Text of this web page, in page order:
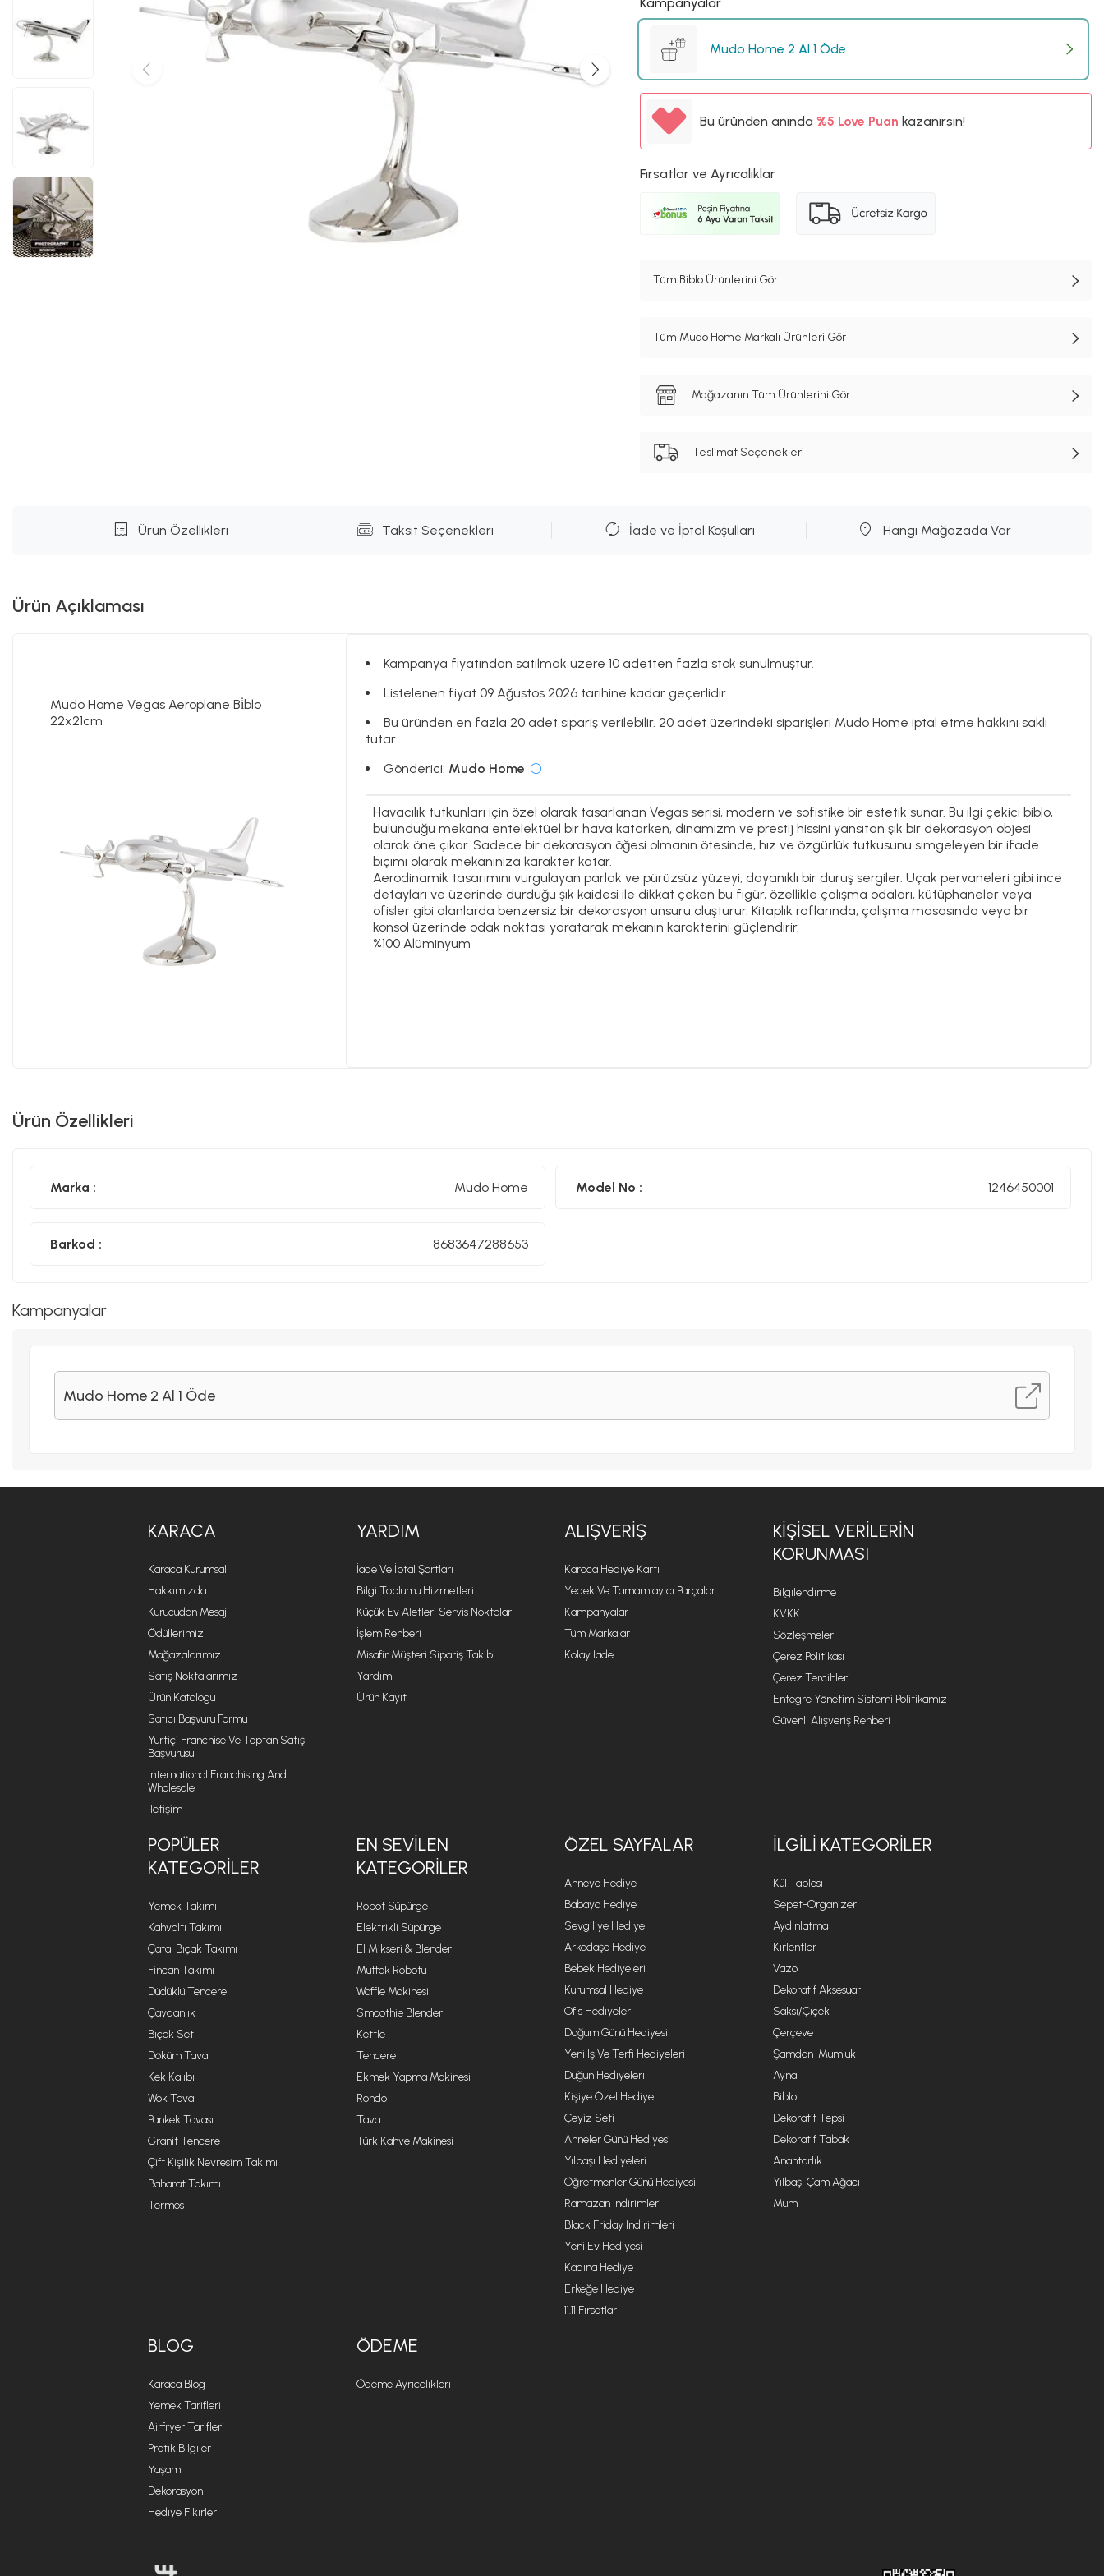
Mudo Home 2 Al 1 Öde
Bu üründen anında %5
%5
Love Puan kazanırsın!
Fırsatlar ve Ayrıcalıklar
Tüm Biblo Ürünlerini Gör
Tüm Mudo Home Markalı Ürünleri Gör
Mağazanın Tüm Ürünlerini Gör
Teslimat Seçenekleri
Ürün Özellikleri Taksit Seçenekleri İade ve İptal Koşulları Hangi Mağazada Var
Ürün Açıklaması
Mudo Home Vegas Aeroplane Bi̇blo
22x21cm
Kampanya fiyatından satılmak üzere 10 adetten fazla stok sunulmuştur.
Listelenen fiyat 09 Ağustos 2026 tarihine kadar geçerlidir.
Bu üründen en fazla 20 adet sipariş verilebilir. 20 adet üzerindeki siparişleri Mudo Home iptal etme hakkını saklı
tutar.
Gönderici: Mudo Home
Havacılık tutkunları için özel olarak tasarlanan Vegas serisi, modern ve sofistike bir estetik sunar. Bu ilgi çekici biblo,
bulunduğu mekana entelektüel bir hava katarken, dinamizm ve prestij hissini yansıtan şık bir dekorasyon objesi
olarak öne çıkar. Sadece bir dekorasyon öğesi olmanın ötesinde, hız ve özgürlük tutkusunu simgeleyen bir ifade
biçimi olarak mekanınıza karakter katar.
Aerodinamik tasarımını vurgulayan parlak ve pürüzsüz yüzeyi, dayanıklı bir duruş sergiler. Uçak pervaneleri gibi ince
detayları ve üzerinde durduğu şık kaidesi ile dikkat çeken bu figür, özellikle çalışma odaları, kütüphaneler veya
ofisler gibi alanlarda benzersiz bir dekorasyon unsuru oluşturur. Kitaplık raflarında, çalışma masasında veya bir
konsol üzerinde odak noktası yaratarak mekanın karakterini güçlendirir.
%100 Alüminyum
Ürün Özellikleri
Marka : Mudo Home Model No : 1246450001
Barkod : 8683647288653
Kampanyalar
Mudo Home 2 Al 1 Öde
KARACA
Karaca Kurumsal
Hakkımızda
Kurucudan Mesaj
Ödüllerimiz
Mağazalarımız
Satış Noktalarımız
Ürün Katalogu
Satıcı Başvuru Formu
Yurtiçi Franchise Ve Toptan Satış
Başvurusu
International Franchising And
Wholesale
İletişim
YARDIM
İade Ve İptal Şartları
Bilgi Toplumu Hizmetleri
Küçük Ev Aletleri Servis Noktaları
İşlem Rehberi
Misafir Müşteri Sipariş Takibi
Yardım
Ürün Kayıt
ALIŞVERIŞ
Karaca Hediye Kartı
Yedek Ve Tamamlayıcı Parçalar
Kampanyalar
Tüm Markalar
Kolay İade
KIŞISEL VERILERIN
KORUNMASI
Bilgilendirme
KVKK
Sözleşmeler
Çerez Politikası
Çerez Tercihleri
Entegre Yönetim Sistemi Politikamız
Güvenli Alışveriş Rehberi
POPÜLER
KATEGORILER
Yemek Takımı
Kahvaltı Takımı
Çatal Bıçak Takımı
Fincan Takımı
Düdüklü Tencere
Çaydanlık
Bıçak Seti
Döküm Tava
Kek Kalıbı
Wok Tava
Pankek Tavası
Granit Tencere
Çift Kişilik Nevresim Takımı
Baharat Takımı
Termos
EN SEVILEN
KATEGORILER
Robot Süpürge
Elektrikli Süpürge
El Mikseri & Blender
Mutfak Robotu
Waffle Makinesi
Smoothie Blender
Kettle
Tencere
Ekmek Yapma Makinesi
Rondo
Tava
Türk Kahve Makinesi
ÖZEL SAYFALAR
Anneye Hediye
Babaya Hediye
Sevgiliye Hediye
Arkadaşa Hediye
Bebek Hediyeleri
Kurumsal Hediye
Ofis Hediyeleri
Doğum Günü Hediyesi
Yeni Iş Ve Terfi Hediyeleri
Düğün Hediyeleri
Kişiye Özel Hediye
Çeyiz Seti
Anneler Günü Hediyesi
Yılbaşı Hediyeleri
Öğretmenler Günü Hediyesi
Ramazan İndirimleri
Black Friday İndirimleri
Yeni Ev Hediyesi
Kadına Hediye
Erkeğe Hediye
11.11 Fırsatlar
İLGILI KATEGORILER
Kül Tablası
Sepet-Organizer
Aydınlatma
Kırlentler
Vazo
Dekoratif Aksesuar
Saksı/Çiçek
Çerçeve
Şamdan-Mumluk
Ayna
Biblo
Dekoratif Tepsi
Dekoratif Tabak
Anahtarlık
Yılbaşı Çam Ağacı
Mum
BLOG
Karaca Blog
Yemek Tarifleri
Airfryer Tarifleri
Pratik Bilgiler
Yaşam
Dekorasyon
Hediye Fikirleri
ÖDEME
Ödeme Ayrıcalıkları